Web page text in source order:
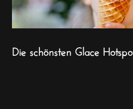
Die schönsten Glace